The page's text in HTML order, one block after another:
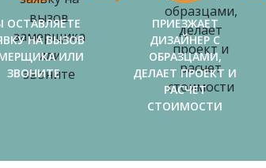
ОСТАВЛЯЕТЕ
НА ВЫЗОВ
ИЛИ
ЗВОНИТЕ
ПРИЕЗЖАЕТ
ДИЗАЙНЕР С
ОБРАЗЦАМИ,
ДЕЛАЕТ ПРОЕКТ И
РАСЧЕТ
СТОИМОСТИ